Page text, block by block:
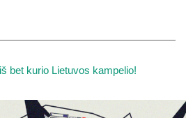
bet kurio Lietuvos kampelio!